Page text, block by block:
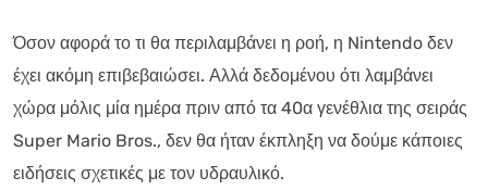
Όσον αφορά το τι θα περιλαμβάνει η ροή, η Nintendo δεν
έχει ακόμη επιβεβαιώσει. Αλλά δεδομένου ότι λαμβάνει
χώρα μόλις μία ημέρα πριν από τα 40α γενέθλια της σειράς
Super Mario Bros., δεν θα ήταν έκπληξη να δούμε κάποιες
ειδήσεις σχετικές με τον υδραυλικό.